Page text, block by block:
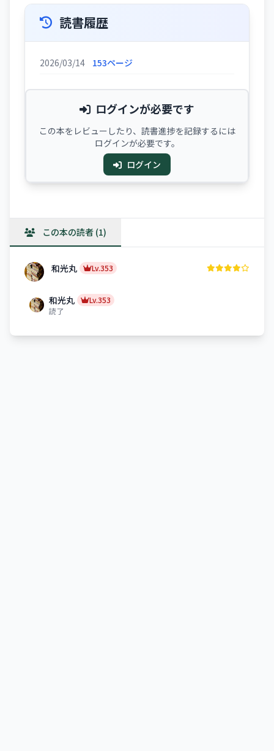
読書履歴
2026/03/14 153ページ
ログインが必要です
この本をレビューしたり、読書進捗を記録するには
ログインが必要です。
ログイン
この本の読者 (1)
和光丸 Lv.353
和光丸
Lv.353
読了